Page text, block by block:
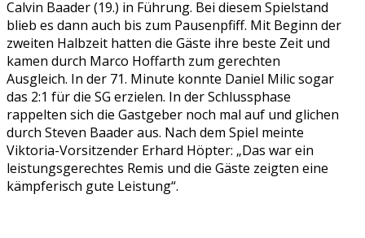
Calvin Baader (19.) in Führung. Bei diesem Spielstand
blieb es dann auch bis zum Pausenpfiff. Mit Beginn der
zweiten Halbzeit hatten die Gäste ihre beste Zeit und
kamen durch Marco Hoffarth zum gerechten
Ausgleich. In der 71. Minute konnte Daniel Milic sogar
das 2:1 für die SG erzielen. In der Schlussphase
rappelten sich die Gastgeber noch mal auf und glichen
durch Steven Baader aus. Nach dem Spiel meinte
Viktoria-Vorsitzender Erhard Höpter: „Das war ein
leistungsgerechtes Remis und die Gäste zeigten eine
kämpferisch gute Leistung“.